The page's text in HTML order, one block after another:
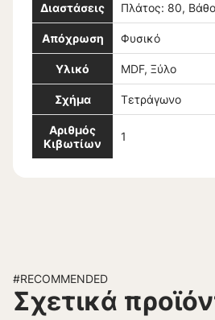
Διαστάσεις Πλάτος: 80,
Απόχρωση Φυσικό
Υλικό MDF, Ξύλο
Σχήμα Τετράγωνο
Αριθμός
Κιβωτίων
1
#RECOMMENDED
Σχετικά